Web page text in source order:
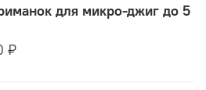
для микро-джиг до 5
₽